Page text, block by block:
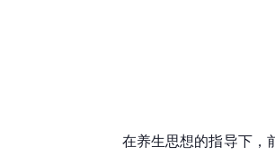
在养生思想的指导下，